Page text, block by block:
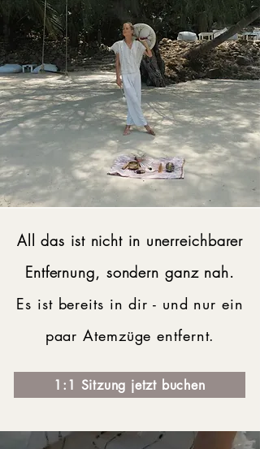
All das ist nicht in unerreichbarer
Entfernung, sondern ganz nah.
Es ist bereits in dir - und nur ein
paar Atemzüge entfernt.
1:1 Sitzung jetzt buchen